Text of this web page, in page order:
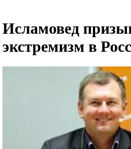
Исламовед
экстремизм в